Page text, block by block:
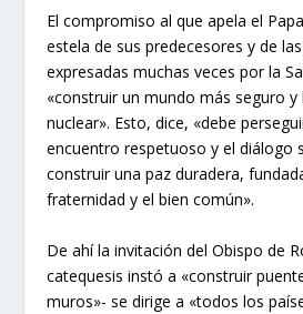
El compromiso al que apela el
estela de sus predecesores y de
expresadas muchas veces por la
«construir un mundo más seguro y
nuclear». Esto, dice, «debe
encuentro respetuoso y el diálogo
construir una paz duradera,
fraternidad y el bien común».
De ahí la invitación del Obispo de
catequesis instó a «construir
muros»- se dirige a «todos los